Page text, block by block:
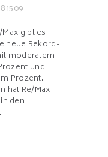
15:09
gibt es
neue Rekord-
moderatem
und
Prozent.
hat Re/Max
den